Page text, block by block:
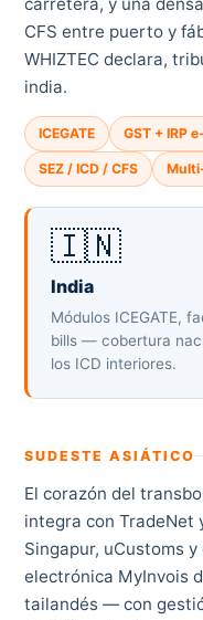
CFS entre puerto y
WHIZTEC declara,
india.
ICEGATE GST + IRP
SEZ / ICD / CFS
🇮🇳
India
Módulos ICEGATE,
bills — cobertura
los ICD interiores.
SUDESTE ASIÁTICO
El corazón del
integra con TradeNet
Singapur, uCustoms
electrónica MyInvois
tailandés — con